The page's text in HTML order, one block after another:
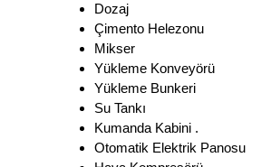
Dozaj
Çimento Helezonu
Mikser
Yükleme Konveyörü
Yükleme Bunkeri
Su Tankı
Kumanda Kabini .
Otomatik Elektrik Panosu